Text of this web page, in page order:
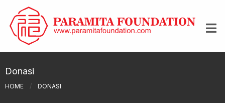
Donasi
HOME / DONASI